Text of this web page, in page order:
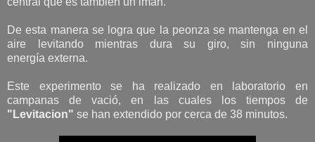
De esta manera se logra que la peonza se mantenga en el
aire levitando mientras dura su giro, sin ninguna
energía externa.
Este experimento se ha realizado en laboratorio en
campanas de vació, en las cuales los tiempos de
"Levitacion" se han extendido por cerca de 38 minutos.